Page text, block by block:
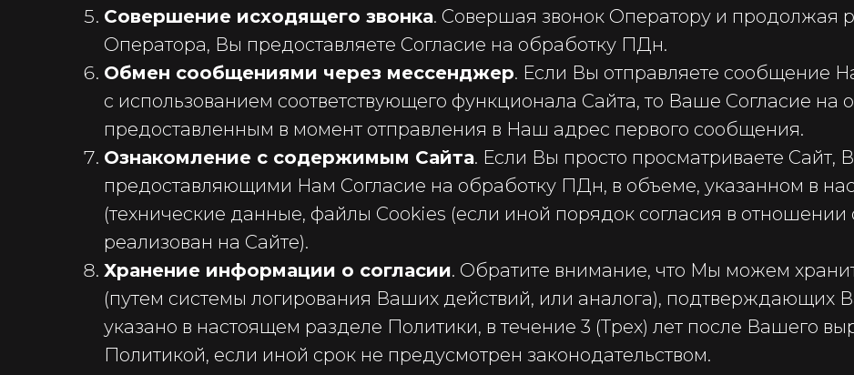
Совершение исходящего звонка. Совершая звонок Оператору и продолжая
Оператора, Вы предоставляете Согласие на обработку ПДн.
Обмен сообщениями через мессенджер. Если Вы отправляете сообщение
с использованием соответствующего функционала Сайта, то Ваше Согласие на
предоставленным в момент отправления в Наш адрес первого сообщения.
Ознакомление с содержимым Сайта. Если Вы просто просматриваете Сайт,
предоставляющими Нам Согласие на обработку ПДн, в объеме, указанном в
(технические данные, файлы Cookies (если иной порядок согласия в
реализован на Сайте).
Хранение информации о согласии. Обратите внимание, что Мы можем
(путем системы логирования Ваших действий, или аналога), подтверждающих
указано в настоящем разделе Политики, в течение 3 (Трех) лет после Вашего
Политикой, если иной срок не предусмотрен законодательством.